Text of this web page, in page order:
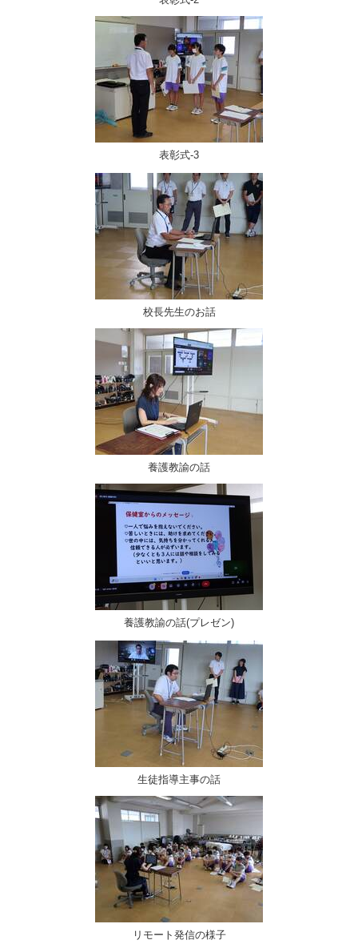
表彰式-3
校長先生のお話
養護教諭の話
養護教諭の話(プレゼン)
生徒指導主事の話
リモート発信の様子